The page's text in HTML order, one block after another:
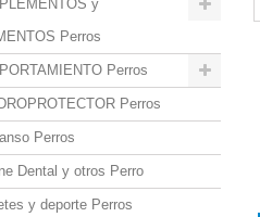
y
Perros
Perros
Perros
Perros
Dental y otros Perro
y deporte Perros